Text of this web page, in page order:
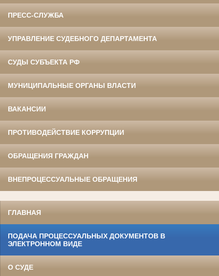
ПРЕСС-СЛУЖБА
УПРАВЛЕНИЕ СУДЕБНОГО ДЕПАРТАМЕНТА
СУДЫ СУБЪЕКТА РФ
МУНИЦИПАЛЬНЫЕ ОРГАНЫ ВЛАСТИ
ВАКАНСИИ
ПРОТИВОДЕЙСТВИЕ КОРРУПЦИИ
ОБРАЩЕНИЯ ГРАЖДАН
ВНЕПРОЦЕССУАЛЬНЫЕ ОБРАЩЕНИЯ
ГЛАВНАЯ
ПОДАЧА ПРОЦЕССУАЛЬНЫХ ДОКУМЕНТОВ В
ЭЛЕКТРОННОМ ВИДЕ
О СУДЕ